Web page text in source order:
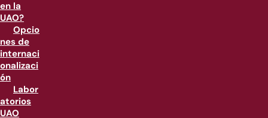
en la
UAO?
Opcio
nes de
internaci
onalizaci
ón
Labor
atorios
UAO